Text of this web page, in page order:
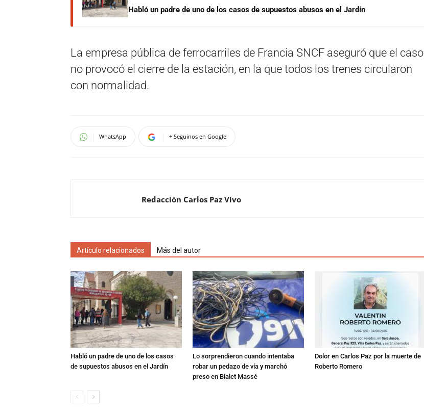
Habló un padre de uno de los casos de supuestos abusos en el Jardín
La empresa pública de ferrocarriles de Francia SNCF aseguró que el caso
no provocó el cierre de la estación, en la que todos los trenes circularon
con normalidad.
WhatsApp + Seguinos en Google
Redacción Carlos Paz Vivo
Artículo relacionados Más del autor
Habló un padre de uno de los casos
de supuestos abusos en el Jardín
Lo sorprendieron cuando intentaba
robar un pedazo de vía y marchó
preso en Bialet Massé
Dolor en Carlos Paz por la muerte de
Roberto Romero